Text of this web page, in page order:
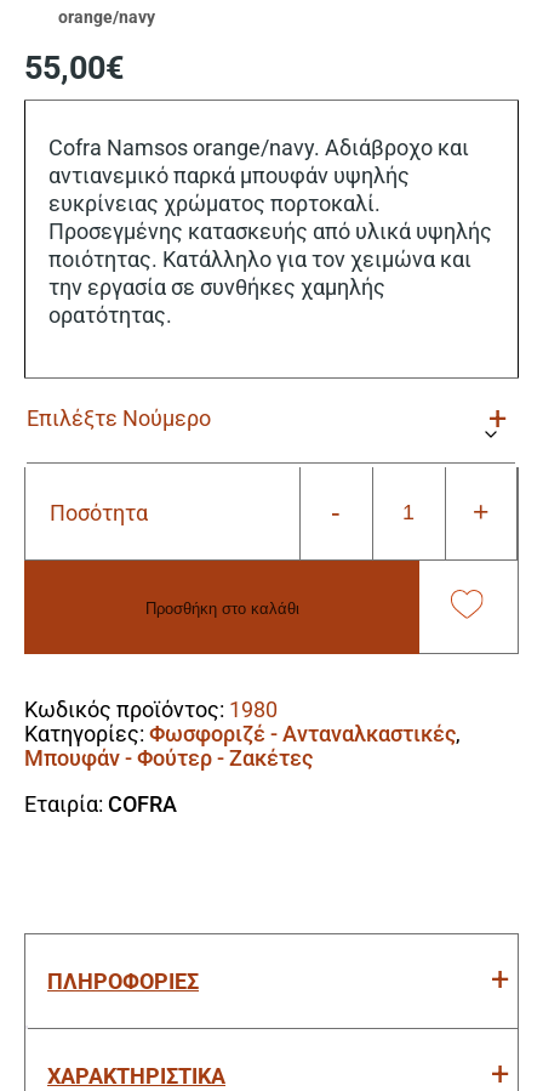
orange/navy
55,00€
Cofra Namsos orange/navy. Αδιάβροχο και
αντιανεμικό παρκά μπουφάν υψηλής
ευκρίνειας χρώματος πορτοκαλί.
Προσεγμένης κατασκευής από υλικά υψηλής
ποιότητας. Κατάλληλο για τον χειμώνα και
την εργασία σε συνθήκες χαμηλής
ορατότητας.
Ποσότητα -
Αδιάβροχο
+
Προσθήκη στο καλάθι
Κωδικός προϊόντος: 1980
Κατηγορίες: Φωσφοριζέ - Ανταναλκαστικές,
Μπουφάν - Φούτερ - Ζακέτες
Εταιρία: COFRA
ΠΛΗΡΟΦΟΡΙΕΣ
ΧΑΡΑΚΤΗΡΙΣΤΙΚΑ